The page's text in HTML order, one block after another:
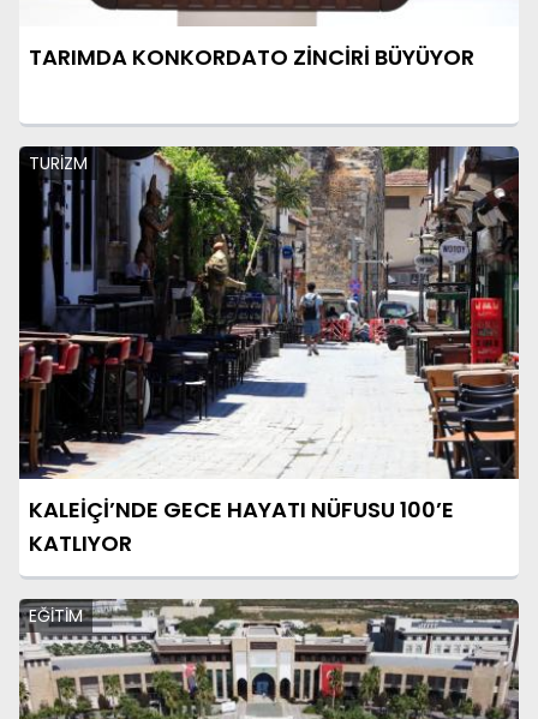
TARIMDA KONKORDATO ZİNCİRİ BÜYÜYOR
TURİZM
KALEİÇİ’NDE GECE HAYATI NÜFUSU 100’E
KATLIYOR
EĞİTİM